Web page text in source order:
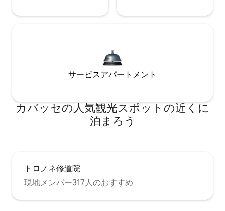
サービスアパートメント
カバッセの人気観光スポットの近くに
泊まろう
トロノネ修道院
現地メンバー317人のおすすめ